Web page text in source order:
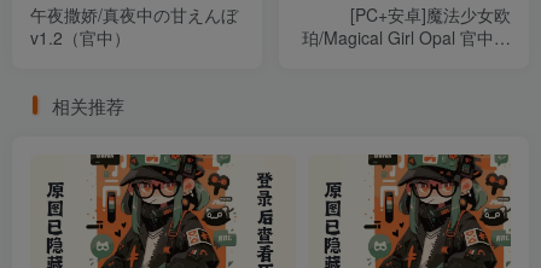
午夜撒娇/真夜中の甘えんぼ
v1.2（官中）
[PC+安卓]魔法少女欧
珀/Magical Girl Opal 官中步
相关推荐